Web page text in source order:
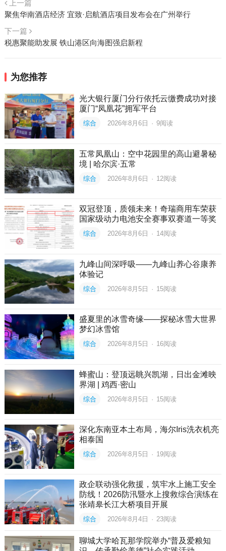
上一篇
聚焦华南酒店经济 宜致·启航酒店项目发布会在广州举行
下一篇
税惠聚能助发展 铁山港区向海图强启新程
为您推荐
光大银行厦门分行依托云缴费成功对接
厦门“凤凰花”拥军平台
综合 2026年8月6日 · 9阅读
五常凤凰山：空中花园里的高山避暑秘
境 | 哈尔滨·五常
综合 2026年8月6日 · 12阅读
双冠登顶，质领未来！奇瑞商用车荣获
国家级动力电池安全赛事双赛道一等奖
综合 2026年8月6日 · 14阅读
九峰山间深呼吸——九峰山养心谷康养
体验记
综合 2026年8月5日 · 15阅读
盛夏里的冰雪奇缘——探秘冰雪大世界
梦幻冰雪馆
综合 2026年8月5日 · 16阅读
蜂蜜山：登顶远眺兴凯湖，日出金滩映
界湖 | 鸡西·密山
综合 2026年8月5日 · 15阅读
深化东南亚本土布局，海尔Iris洗衣机亮
相泰国
综合 2026年8月5日 · 19阅读
政企联动强化救援，筑牢水上施工安全
防线！2026防汛暨水上搜救综合演练在
张靖皋长江大桥项目开展
综合 2026年8月4日 · 23阅读
聊城大学哈瓦那学院举办“普及爱粮知